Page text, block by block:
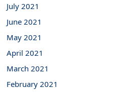
July 2021
June 2021
May 2021
April 2021
March 2021
February 2021